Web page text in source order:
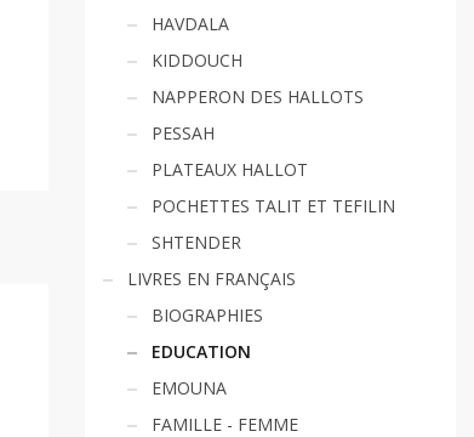
HAVDALA
KIDDOUCH
NAPPERON DES HALLOTS
PESSAH
PLATEAUX HALLOT
POCHETTES TALIT ET TEFILIN
SHTENDER
LIVRES EN FRANÇAIS
BIOGRAPHIES
EDUCATION
EMOUNA
FAMILLE - FEMME